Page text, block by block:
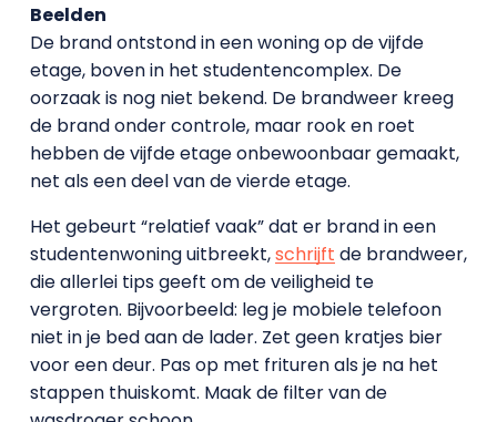
Beelden
De brand ontstond in een woning op de vijfde
etage, boven in het studentencomplex. De
oorzaak is nog niet bekend. De brandweer kreeg
de brand onder controle, maar rook en roet
hebben de vijfde etage onbewoonbaar gemaakt,
net als een deel van de vierde etage.
Het gebeurt “relatief vaak” dat er brand in een
studentenwoning uitbreekt,schrijft de brandweer,
die allerlei tips geeft om de veiligheid te
vergroten. Bijvoorbeeld: leg je mobiele telefoon
niet in je bed aan de lader. Zet geen kratjes bier
voor een deur. Pas op met frituren als je na het
stappen thuiskomt. Maak de filter van de